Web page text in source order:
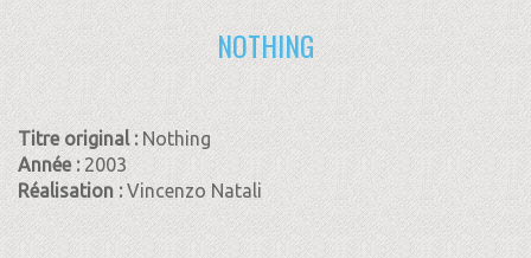
NOTHING
Titre original : Nothing
Année : 2003
Réalisation :Vincenzo Natali